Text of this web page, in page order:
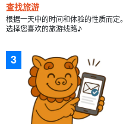
查找旅游
根据一天中的时间和体验的性质而定。
选择您喜欢的旅游线路♪